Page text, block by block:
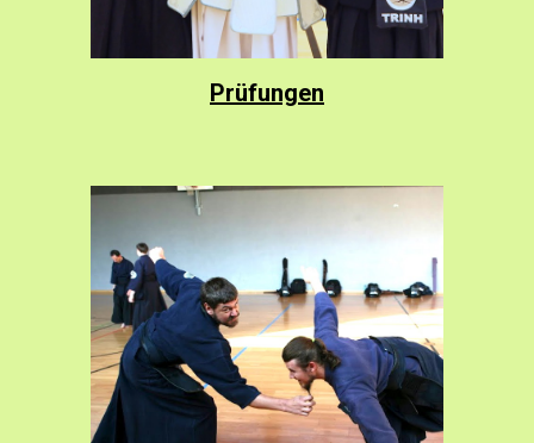
Prüfungen